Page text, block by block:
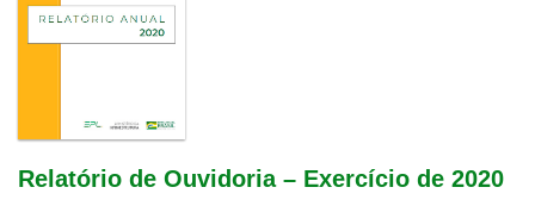
Relatório de Ouvidoria – Exercício de 2020